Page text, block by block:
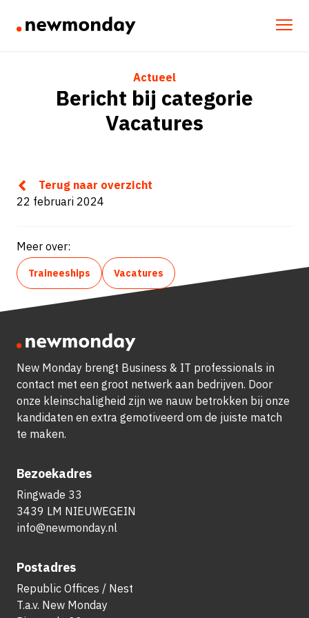
Actueel
Bericht bij categorie
Vacatures
Terug naar overzicht
22 februari 2024
Meer over:
Traineeships Vacatures
New Monday brengt Business & IT professionals in
contact met een groot netwerk aan bedrijven. Door
onze kleinschaligheid zijn we nauw betrokken bij onze
kandidaten en extra gemotiveerd om de juiste match
te maken.
Bezoekadres
Ringwade 33
3439 LM NIEUWEGEIN
info@newmonday.nl
Postadres
Republic Offices / Nest
T.a.v. New Monday